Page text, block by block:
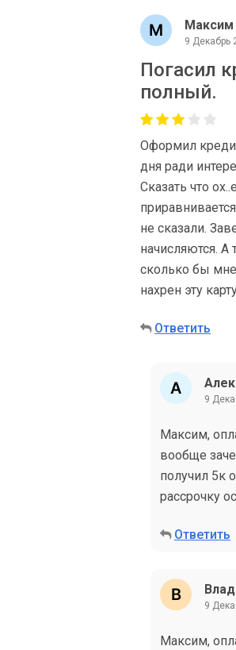
Максим
9 Декабрь
Погасил
полный.
Оформил
дня ради
Сказать что
не сказали.
начисляются.
сколько бы мне
нахрен эту
Ответить
9
Максим,
вообще
получил 5к
рассрочку
Ответить
9
Максим,